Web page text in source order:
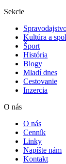
Sekcie
Kultúra a
Šport
História
Blogy
Mladí dnes
Cestovanie
Inzercia
O nás
O nás
Cenník
Linky
Napíšte nám
Kontakt